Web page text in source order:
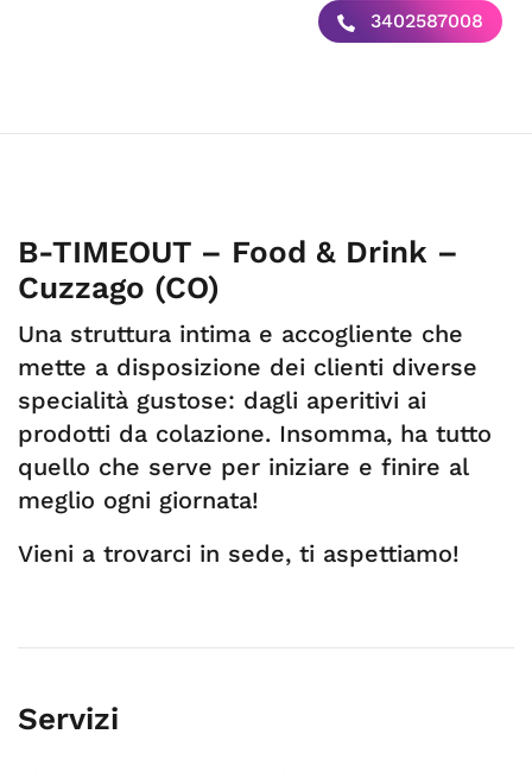
3402587008
B-TIMEOUT – Food & Drink –
Cuzzago (CO)
Una struttura intima e accogliente che
mette a disposizione dei clienti diverse
specialità gustose: dagli aperitivi ai
prodotti da colazione. Insomma, ha tutto
quello che serve per iniziare e finire al
meglio ogni giornata!
Vieni a trovarci in sede, ti aspettiamo!
Servizi